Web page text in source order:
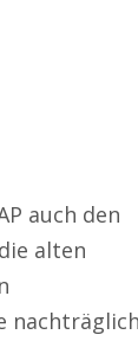
auch den
alten